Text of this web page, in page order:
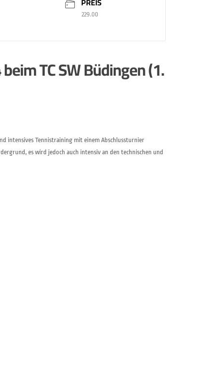
229.00
TC SW Büdingen (1.
intensives Tennistraining mit einem Abschlussturnier
es wird jedoch auch intensiv an den technischen und